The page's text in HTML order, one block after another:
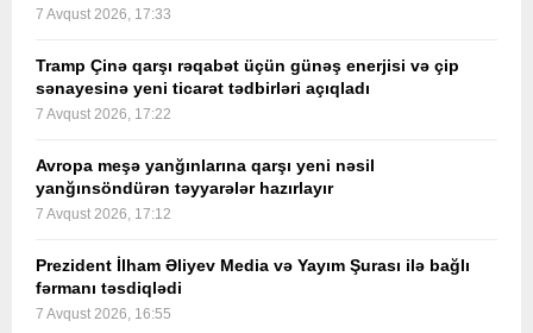
7 Avqust 2026, 17:33
Tramp Çinə qarşı rəqabət üçün günəş enerjisi və çip
sənayesinə yeni ticarət tədbirləri açıqladı
7 Avqust 2026, 17:22
Avropa meşə yanğınlarına qarşı yeni nəsil
yanğınsöndürən təyyarələr hazırlayır
7 Avqust 2026, 17:12
Prezident İlham Əliyev Media və Yayım Şurası ilə bağlı
fərmanı təsdiqlədi
7 Avqust 2026, 16:55